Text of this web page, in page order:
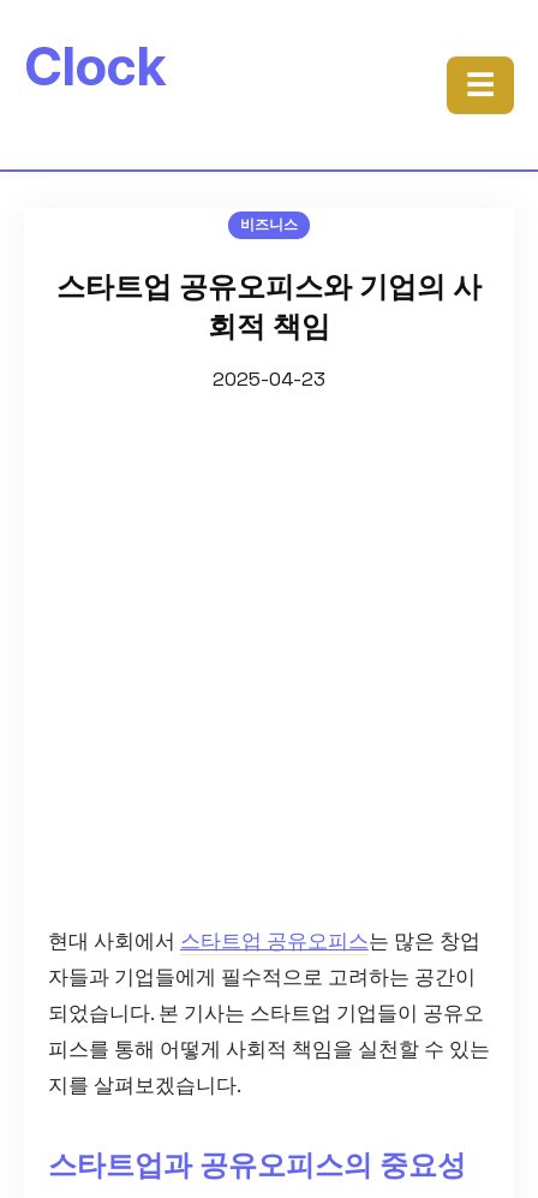
Clock ☰
비즈니스
스타트업 공유오피스와 기업의 사
회적 책임
2025-04-23
현대 사회에서 스타트업 공유오피스는 많은 창업
자들과 기업들에게 필수적으로 고려하는 공간이
되었습니다. 본 기사는 스타트업 기업들이 공유오
피스를 통해 어떻게 사회적 책임을 실천할 수 있는
지를 살펴보겠습니다.
스타트업과 공유오피스의 중요성